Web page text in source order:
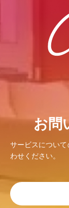
お問
サービスについ
わせください。